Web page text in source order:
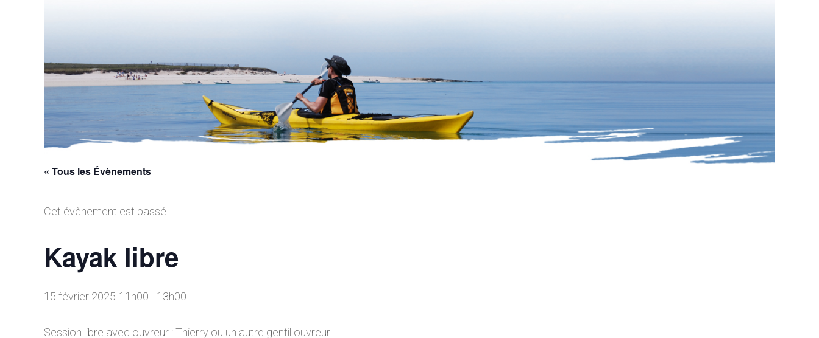
« Tous les Évènements
Cet évènement est passé.
Kayak libre
15 février 2025-11h00 - 13h00
Session libre avec ouvreur : Thierry ou un autre gentil ouvreur